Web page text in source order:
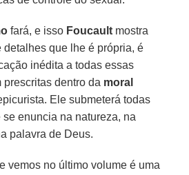
fará, e isso Foucault mostra
detalhes que lhe é própria, é
inédita a todas essas
prescritas dentro da moral
Ele submeterá todas
enuncia na natureza, na
palavra de Deus.
vemos no último volume é uma